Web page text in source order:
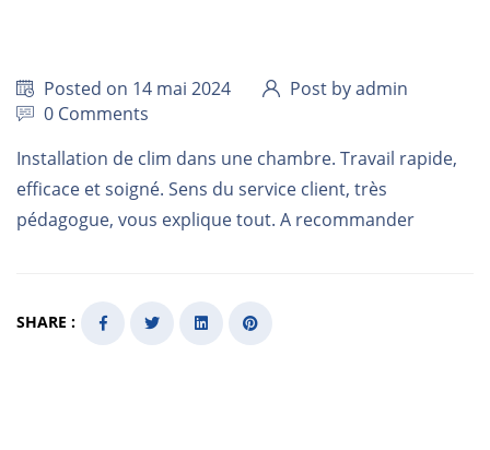
Posted on 14 mai 2024
Post by admin
0 Comments
Installation de clim dans une chambre. Travail rapide,
efficace et soigné. Sens du service client, très
pédagogue, vous explique tout. A recommander
SHARE :